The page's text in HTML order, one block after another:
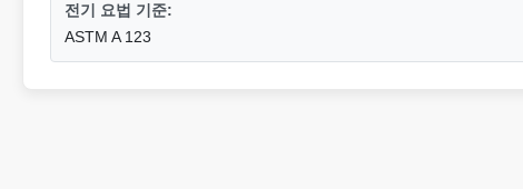
전기 요법 기준:
ASTM A 123